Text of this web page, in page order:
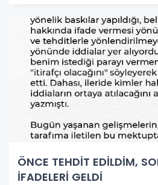
ÖNCE TEHDİT EDİLDİM,
İFADELERİ GELDİ